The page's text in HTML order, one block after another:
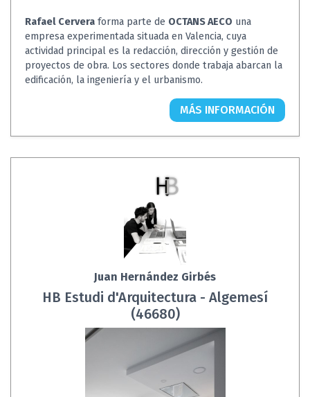
Rafael Cervera forma parte de OCTANS AECO una
empresa experimentada situada en Valencia, cuya
actividad principal es la redacción, dirección y gestión de
proyectos de obra. Los sectores donde trabaja abarcan la
edificación, la ingeniería y el urbanismo.
MÁS INFORMACIÓN
Juan Hernández Girbés
HB Estudi d'Arquitectura - Algemesí
(46680)